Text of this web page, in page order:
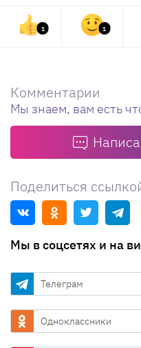
1 1
Комментарии
Мы знаем, вам есть
Поделиться
Мы в соцсетях и на
Телеграм
Одноклассники